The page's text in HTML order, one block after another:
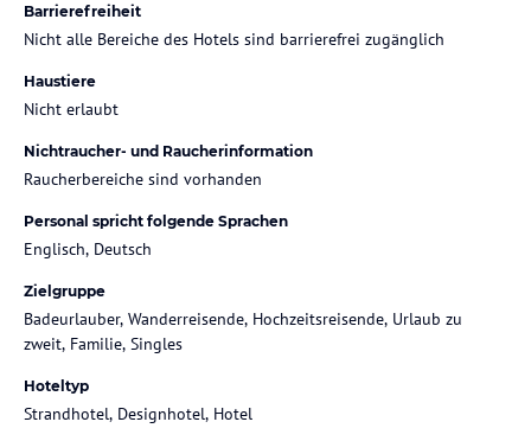
Barrierefreiheit
Nicht alle Bereiche des Hotels sind barrierefrei zugänglich
Haustiere
Nicht erlaubt
Nichtraucher- und Raucherinformation
Raucherbereiche sind vorhanden
Personal spricht folgende Sprachen
Englisch, Deutsch
Zielgruppe
Badeurlauber, Wanderreisende, Hochzeitsreisende, Urlaub zu
zweit, Familie, Singles
Hoteltyp
Strandhotel, Designhotel, Hotel